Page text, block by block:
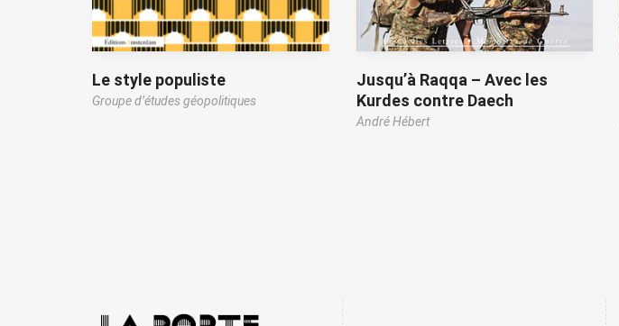
Le style populiste
Groupe d’études géopolitiques
Jusqu’à Raqqa – Avec les
Kurdes contre Daech
André Hébert